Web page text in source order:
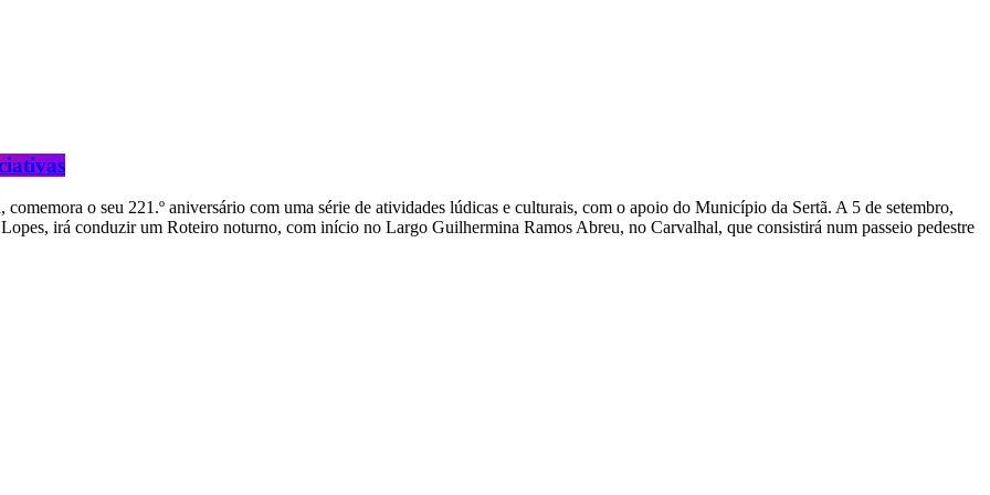
o seu 221.º aniversário com uma série de atividades lúdicas e culturais, com o apoio do Município da Sertã. A 5 de setembro,
irá conduzir um Roteiro noturno, com início no Largo Guilhermina Ramos Abreu, no Carvalhal, que consistirá num passeio pedestre